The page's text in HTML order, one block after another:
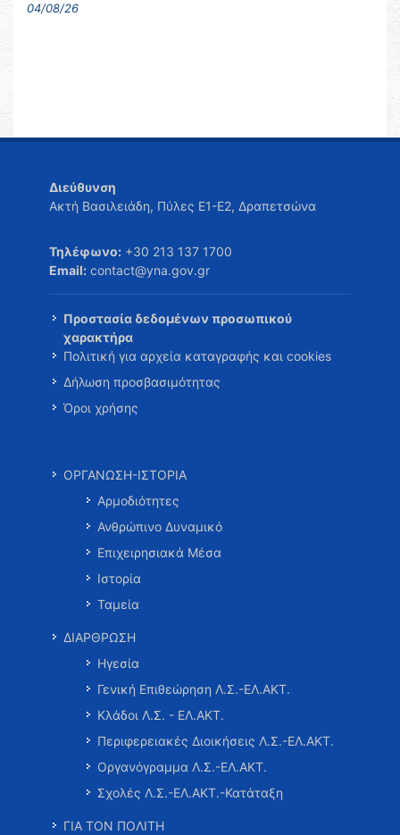
04/08/26
Διεύθυνση
Ακτή Βασιλειάδη, Πύλες Ε1-Ε2, Δραπετσώνα
Τηλέφωνο: +30 213 137 1700
Email: contact@yna.gov.gr
Προστασία δεδομένων προσωπικού
χαρακτήρα
Πολιτική για αρχεία καταγραφής και cookies
Δήλωση προσβασιμότητας
Όροι χρήσης
ΟΡΓΑΝΩΣΗ-ΙΣΤΟΡΙΑ
Αρμοδιότητες
Ανθρώπινο Δυναμικό
Επιχειρησιακά Μέσα
Ιστορία
Ταμεία
ΔΙΑΡΘΡΩΣΗ
Ηγεσία
Γενική Επιθεώρηση Λ.Σ.-ΕΛ.ΑΚΤ.
Κλάδοι Λ.Σ. - ΕΛ.ΑΚΤ.
Περιφερειακές Διοικήσεις Λ.Σ.-ΕΛ.ΑΚΤ.
Οργανόγραμμα Λ.Σ.-ΕΛ.ΑΚΤ.
Σχολές Λ.Σ.-ΕΛ.ΑΚΤ.-Κατάταξη
ΓΙΑ ΤΟΝ ΠΟΛΙΤΗ